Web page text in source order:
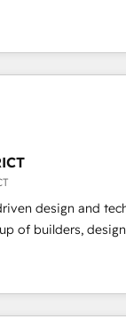
Excellence. • Top 3
2023, 2024, 2025. •
Let Cebra’s
and with
シーとして、
設計します。 💡 100inc は何
を共通基盤に
フロント業務（マ
シーです。事業部・
で、データと業務プ
全社共通基盤に再
場担当者に並走しま
支援 顧客データの
自動化まで。全Hub
行する組織への移行
design and
of builders,
strategy, design,
fueled by
and challenges
technology is